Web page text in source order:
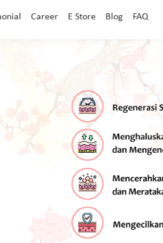
Career E Store Blog FAQ